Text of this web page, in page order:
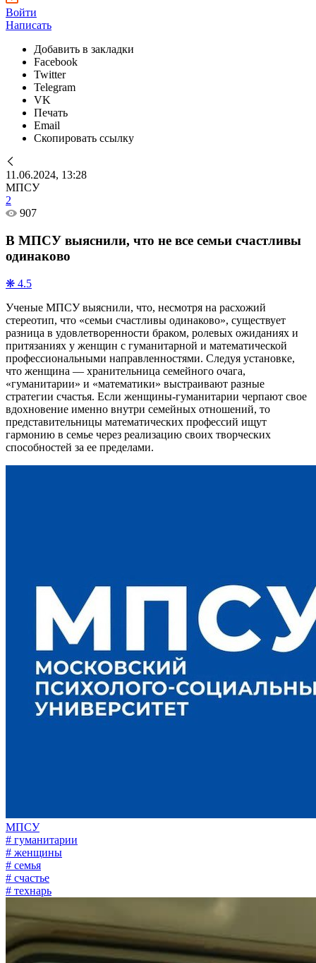
Войти
Написать
Добавить в закладки
Facebook
Twitter
Telegram
VK
Печать
Email
Скопировать ссылку
11.06.2024, 13:28
МПСУ
2
907
В МПСУ выяснили, что не все семьи счастливы
одинаково
❋ 4.5
Ученые МПСУ выяснили, что, несмотря на расхожий
стереотип, что «семьи счастливы одинаково», существует
разница в удовлетворенности браком, ролевых ожиданиях и
притязаниях у женщин с гуманитарной и математической
профессиональными направленностями. Следуя установке,
что женщина — хранительница семейного очага,
«гуманитарии» и «математики» выстраивают разные
стратегии счастья. Если женщины-гуманитарии черпают свое
вдохновение именно внутри семейных отношений, то
представительницы математических профессий ищут
гармонию в семье через реализацию своих творческих
способностей за ее пределами.
МПСУ
# гуманитарии
# женщины
# семья
# счастье
# технарь